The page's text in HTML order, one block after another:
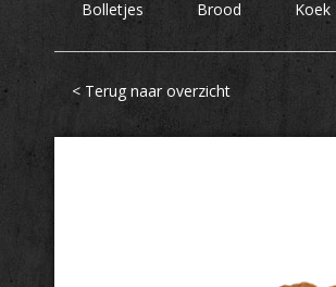
Bolletjes Brood Koek
< Terug naar overzicht